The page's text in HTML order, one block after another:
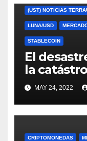
(UST) NOTICIAS
LUNA/USD
STABLECOIN
El
la
cripto
Delphi
MAY 24, 2022
CRIPTOMONEDAS